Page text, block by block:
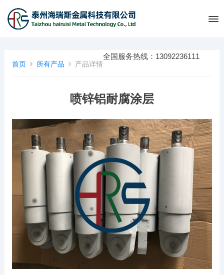
全国服务热线：13092236111
首页 所有产品 产品详情
喷锌铝耐腐涂层